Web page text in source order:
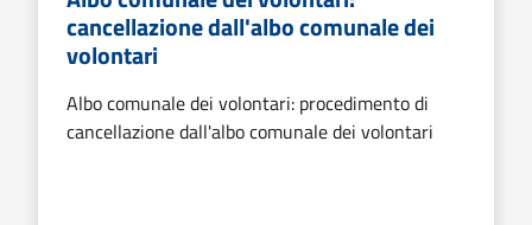
cancellazione dall'albo comunale dei
volontari
Albo comunale dei volontari: procedimento di
cancellazione dall'albo comunale dei volontari